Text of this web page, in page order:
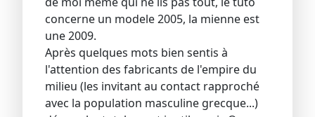
concerne un modele 2005, la mienne est
une 2009.
Après quelques mots bien sentis à
l'attention des fabricants de l'empire du
milieu (les invitant au contact rapproché
avec la population masculine grecque...)